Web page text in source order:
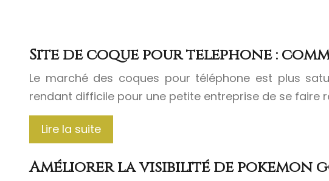
Site de coque pour telephone :
Le marché des coques pour téléphone est plus
rendant difficile pour une petite entreprise de se faire
Lire la suite
Améliorer la visibilité de pokemon